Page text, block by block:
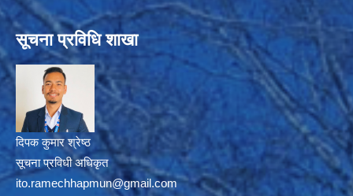
सूचना प्रविधि शाखा
दिपक कुमार श्रेष्ठ
सूचना प्रविधी अधिकृत
ito.ramechhapmun@gmail.com